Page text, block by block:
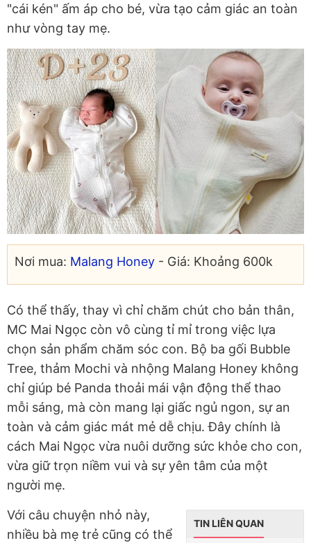
"cái kén" ấm áp cho bé, vừa tạo cảm giác an toàn
như vòng tay mẹ.
Nơi mua: Malang Honey - Giá: Khoảng 600k
Có thể thấy, thay vì chỉ chăm chút cho bản thân,
MC Mai Ngọc còn vô cùng tỉ mỉ trong việc lựa
chọn sản phẩm chăm sóc con. Bộ ba gối Bubble
Tree, thảm Mochi và nhộng Malang Honey không
chỉ giúp bé Panda thoải mái vận động thể thao
mỗi sáng, mà còn mang lại giấc ngủ ngon, sự an
toàn và cảm giác mát mẻ dễ chịu. Đây chính là
cách Mai Ngọc vừa nuôi dưỡng sức khỏe cho con,
vừa giữ trọn niềm vui và sự yên tâm của một
người mẹ.
TIN LIÊN QUAN
Với câu chuyện nhỏ này,
nhiều bà mẹ trẻ cũng có thể